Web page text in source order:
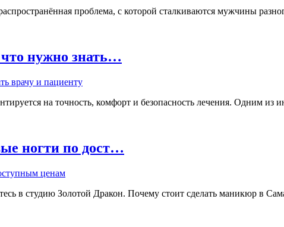
проблема, с которой сталкиваются мужчины
нужно знать…
на точность, комфорт и безопасность лечения. Одним из
ногти по дост…
в студию Золотой Дракон. Почему стоит сделать маникюр в